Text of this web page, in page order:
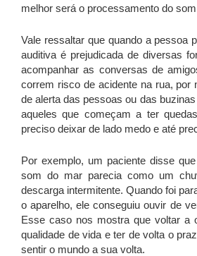
melhor será o processamento do
Vale ressaltar que quando a pessoa
auditiva é prejudicada de diversas
acompanhar as conversas de
correm risco de acidente na rua, por
de alerta das pessoas ou das
aqueles que começam a ter
preciso deixar de lado medo e até
Por exemplo, um paciente disse
som do mar parecia como um
descarga intermitente. Quando foi
o aparelho, ele conseguiu ouvir de
Esse caso nos mostra que voltar a
qualidade de vida e ter de volta o
sentir o mundo a sua volta.